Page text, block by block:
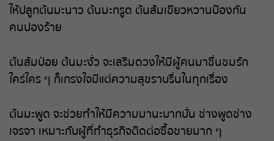
ให้ปลูกต้นมะนาว ต้นมะกรูด ต้นส้มเขียวหวานป้องกัน
คนปองร้าย
ต้นส้มป่อย ต้นมะงั่ว จะเสริมดวงให้มีผู้คนมาชื่นชมรัก
ใคร่ใคร ๆ ก็เกรงใจมีแต่ความสุขราบรื่นในทุกเรื่อง
ต้นมะพูด จะช่วยทำให้มีความมานะบากบั่น ช่างพูดช่าง
เจรจา เหมาะกับผู้ที่ทำธุรกิจติดต่อซื้อขายมาก ๆ